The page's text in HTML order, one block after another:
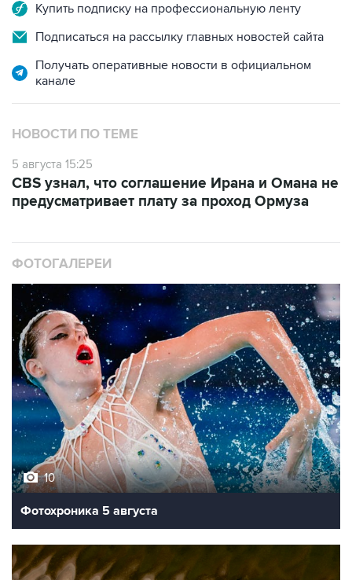
Купить подписку на профессиональную ленту
Подписаться на рассылку главных новостей сайта
Получать оперативные новости в официальном
канале
НОВОСТИ ПО ТЕМЕ
5 августа 15:25
CBS узнал, что соглашение Ирана и Омана не
предусматривает плату за проход Ормуза
ФОТОГАЛЕРЕИ
10
Фотохроника 5 августа